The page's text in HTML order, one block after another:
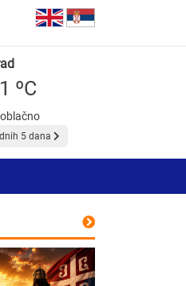
ºC
5 dana